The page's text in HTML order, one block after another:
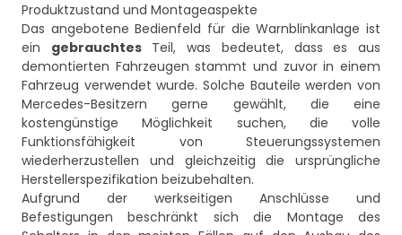
Produktzustand und Montageaspekte
Das angebotene Bedienfeld für die Warnblinkanlage ist
ein gebrauchtesTeil, was bedeutet, dass es aus
demontierten Fahrzeugen stammt und zuvor in einem
Fahrzeug verwendet wurde. Solche Bauteile werden von
Mercedes-Besitzern gerne gewählt, die eine
kostengünstige Möglichkeit suchen, die volle
Funktionsfähigkeit von Steuerungssystemen
wiederherzustellen und gleichzeitig die ursprüngliche
Herstellerspezifikation beizubehalten.
Aufgrund der werkseitigen Anschlüsse und
Befestigungen beschränkt sich die Montage des